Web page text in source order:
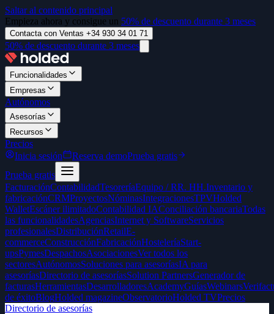
Saltar al contenido principal
Empieza ahora y consigue un 50% de descuento durante 3 meses
Contacta con Ventas +34 930 34 01 71
50% de descuento durante 3 meses
Funcionalidades
Empresas
Autónomos
Asesorías
Recursos
Precios
Inicia sesión
Reserva demoPrueba gratis
Prueba gratis
FacturaciónContabilidadTesoreríaEquipo / RR. HH.Inventario y
fabricaciónCRMProyectosNóminasIntegracionesTPVHolded
WalletEscáner ilimitadoContabilidad IAConciliación bancariaTodas
las funcionalidadesAgenciasInternet y SoftwareServicios
profesionalesDistribuciónRetailE-
commerceConstrucciónFabricaciónHosteleríaStart-
upsPymesDespachosAsociacionesVer todos los
sectoresAutónomosSoluciones para asesoríasIA para
asesoríasDirectorio de asesoríasSolution PartnersGenerador de
facturasHerramientasDesarrolladoresAcademyGuíasWebinars
de éxitoBlogHolded magazineObservatorioHolded TVPrecios
Directorio de asesorías